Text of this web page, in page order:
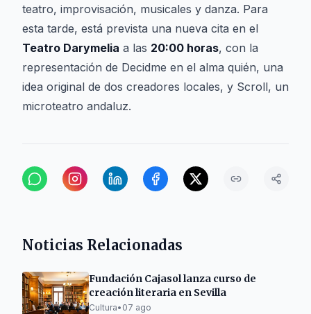
teatro, improvisación, musicales y danza. Para
esta tarde, está prevista una nueva cita en el
Teatro Darymelia a las 20:00 horas, con la
representación de Decidme en el alma quién, una
idea original de dos creadores locales, y Scroll, un
microteatro andaluz.
Noticias Relacionadas
Fundación Cajasol lanza curso de
creación literaria en Sevilla
Cultura• 07 ago